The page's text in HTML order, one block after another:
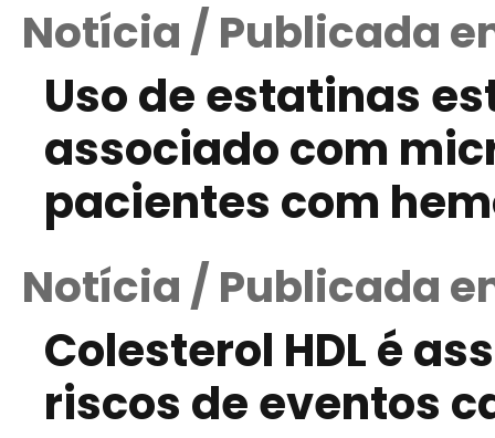
Notícia / Publicada
Uso de estatinas
associado com
pacientes com
Notícia / Publicada
Colesterol HDL é
riscos de eventos